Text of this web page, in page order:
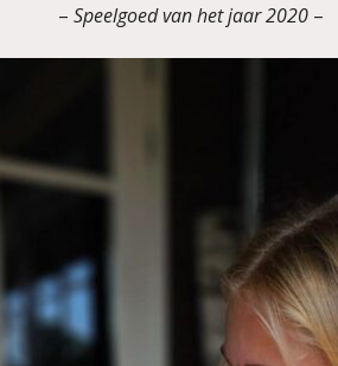
– Speelgoed van het jaar 2020 –